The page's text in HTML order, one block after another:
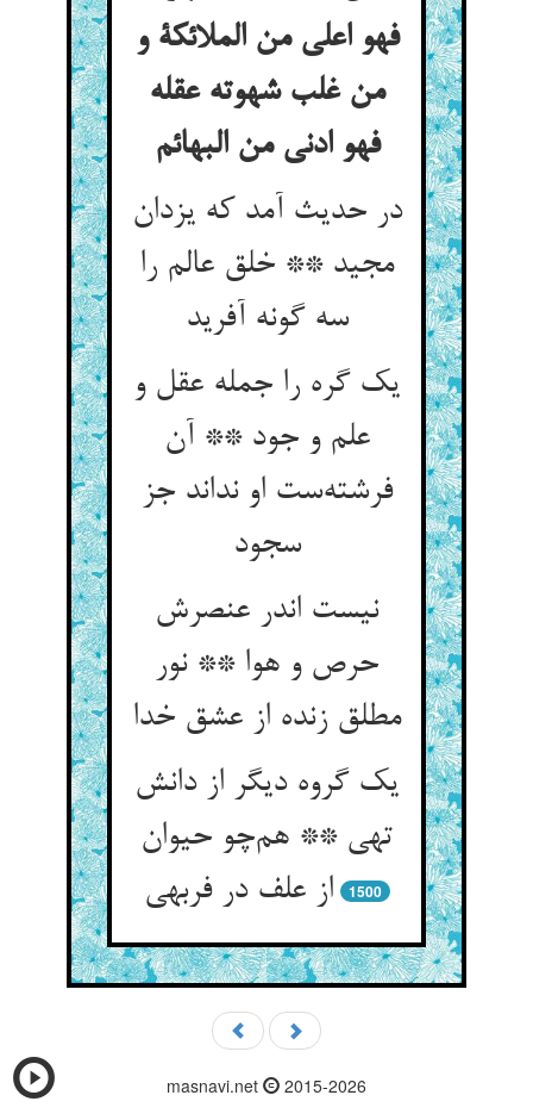
فهو اعلی من الملائکة و
من غلب شهوته عقله
فهو ادنی من البهائم
در حدیث آمد که یزدان
مجید ** خلق عالم را
سه گونه آفرید
یک گره را جمله عقل و
علم و جود ** آن
فرشته‌ست او نداند جز
سجود
نیست اندر عنصرش
حرص و هوا ** نور
مطلق زنده از عشق خدا
یک گروه دیگر از دانش
تهی ** هم‌چو حیوان
از علف در فربهی
1500
masnavi.net 2015-2026